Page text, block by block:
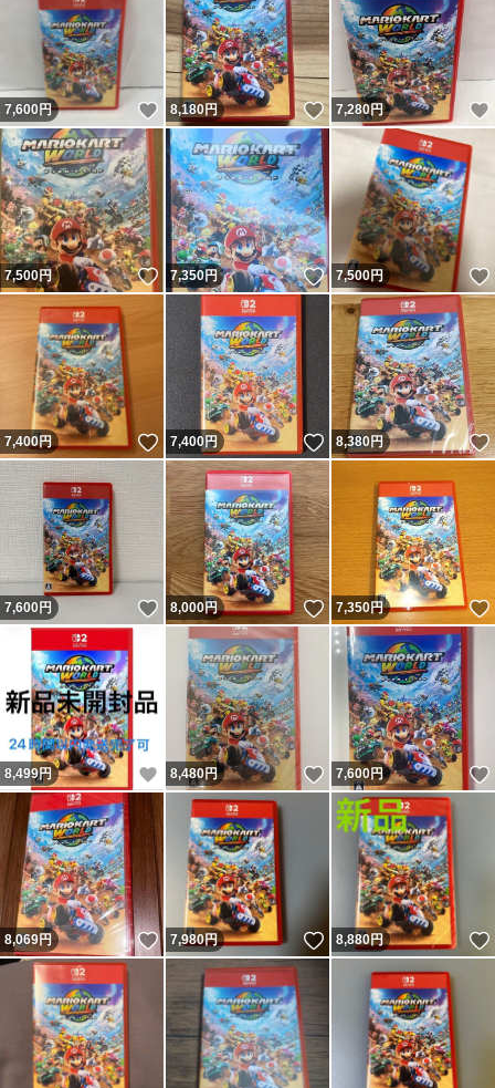
7,600円 いいね！
8,180円 いいね！
7,280円
7,500円 いいね！
7,350円 いいね！
7,500円
7,400円 いいね！
7,400円 いいね！
8,380円
7,600円 いいね！
8,000円 いいね！
7,350円
8,499円 いいね！
8,480円 いいね！
7,600円
8,069円 いいね！
7,980円 いいね！
8,880円